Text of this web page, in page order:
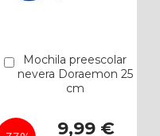
Mochila preescolar
nevera Doraemon 25
cm
Precio
9,99 €
Añadir